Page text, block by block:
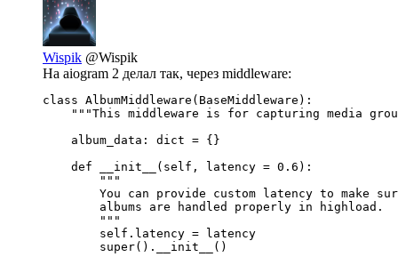
Wispik @Wispik
На aiogram 2 делал так, через middleware:
class AlbumMiddleware(BaseMiddleware):
"""This middleware is for capturing media
    album_data: dict = {}
    def __init__(self, latency = 0.6):
        """
You can provide custom latency to make
        albums are handled properly in highload.
        """
        self.latency = latency
        super().__init__()